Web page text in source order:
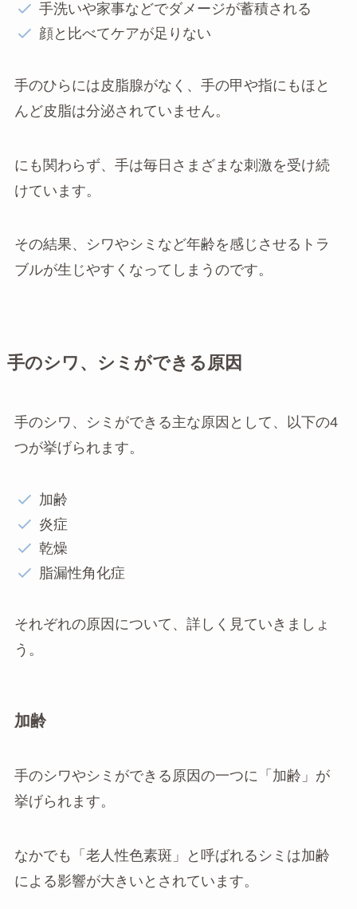
手洗いや家事などでダメージが蓄積される
顔と比べてケアが足りない
手のひらには皮脂腺がなく、手の甲や指にもほと
んど皮脂は分泌されていません。
にも関わらず、手は毎日さまざまな刺激を受け続
けています。
その結果、シワやシミなど年齢を感じさせるトラ
ブルが生じやすくなってしまうのです。
手のシワ、シミができる原因
手のシワ、シミができる主な原因として、以下の4
つが挙げられます。
加齢
炎症
乾燥
脂漏性角化症
それぞれの原因について、詳しく見ていきましょ
う。
加齢
手のシワやシミができる原因の一つに「加齢」が
挙げられます。
なかでも「老人性色素斑」と呼ばれるシミは加齢
による影響が大きいとされています。